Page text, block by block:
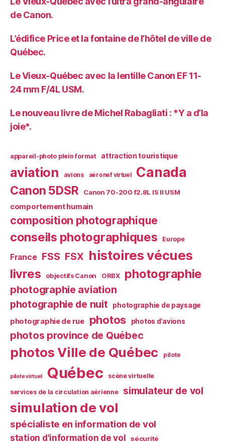
de Canon.
L’édifice Price et la fontaine de l’hôtel de ville de
Québec.
Le Vieux-Québec avec la lentille Canon EF 11-
24 mm F/4L USM.
Le nouveau livre de Michel Rabagliati : *Y a d’la
joie*.
appareil-photo plein format attraction touristique
aviation avions aéronef virtuel Canada
Canon 5DSR Canon 70-200 f2.8L IS II USM
comportement humain
composition photographique
conseils photographiques Europe
France FSS FSX histoires vécues
livres objectifs Canon ORBX photographie
photographie aviation
photographie de nuit
photographie de paysage
photographie de rue photos photos d'avions
photos province de Québec
photos Ville de Québec pilote
pilote virtuel Québec scène virtuelle
services de la circulation aérienne simulateur de vol
simulation de vol
spécialiste en information de vol
station d'information de vol sécurité